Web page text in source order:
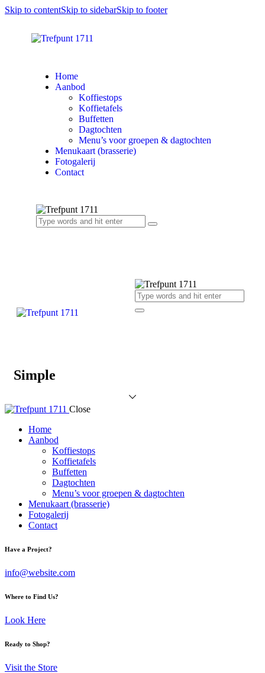
Skip to contentSkip to sidebarSkip to footer
Home
Aanbod
Koffiestops
Koffietafels
Buffetten
Dagtochten
Menu’s voor groepen & dagtochten
Menukaart (brasserie)
Fotogalerij
Contact
Simple
Close
Home
Aanbod
Koffiestops
Koffietafels
Buffetten
Dagtochten
Menu’s voor groepen & dagtochten
Menukaart (brasserie)
Fotogalerij
Contact
Have a Project?
info@website.com
Where to Find Us?
Look Here
Ready to Shop?
Visit the Store